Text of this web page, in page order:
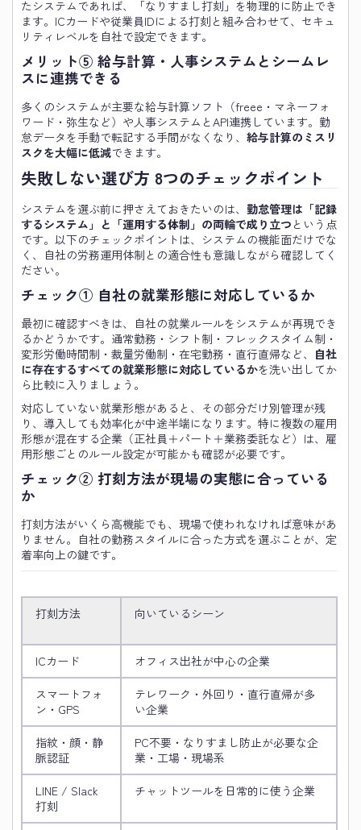
たシステムであれば、「なりすまし打刻」を物理的に防止でき
ます。ICカードや従業員IDによる打刻と組み合わせて、セキュ
リティレベルを自社で設定できます。
メリット⑤ 給与計算・人事システムとシームレ
スに連携できる
多くのシステムが主要な給与計算ソフト（freee・マネーフォ
ワード・弥生など）や人事システムとAPI連携しています。勤
怠データを手動で転記する手間がなくなり、 給与計算のミスリ
スクを大幅に低減できます。
失敗しない選び方 8つのチェックポイント
システムを選ぶ前に押さえておきたいのは、 勤怠管理は「記録
するシステム」と「運用する体制」の両輪で成り立つ という点
です。以下のチェックポイントは、システムの機能面だけでな
く、自社の労務運用体制との適合性も意識しながら確認してく
ださい。
チェック① 自社の就業形態に対応しているか
最初に確認すべきは、自社の就業ルールをシステムが再現でき
るかどうかです。通常勤務・シフト制・フレックスタイム制・
変形労働時間制・裁量労働制・在宅勤務・直行直帰など、 自社
に存在するすべての就業形態に対応しているかを洗い出してか
ら比較に入りましょう。
対応していない就業形態があると、その部分だけ別管理が残
り、導入しても効率化が中途半端になります。特に複数の雇用
形態が混在する企業（正社員＋パート＋業務委託など）は、雇
用形態ごとのルール設定が可能かも確認が必要です。
チェック② 打刻方法が現場の実態に合っている
か
打刻方法がいくら高機能でも、現場で使われなければ意味があ
りません。自社の勤務スタイルに合った方式を選ぶことが、定
着率向上の鍵です。
打刻方法 向いているシーン
ICカード オフィス出社が中心の企業
スマートフォ
ン・GPS
テレワーク・外回り・直行直帰が多
い企業
指紋・顔・静
脈認証
PC不要・なりすまし防止が必要な企
業・工場・現場系
LINE / Slack
打刻
チャットツールを日常的に使う企業